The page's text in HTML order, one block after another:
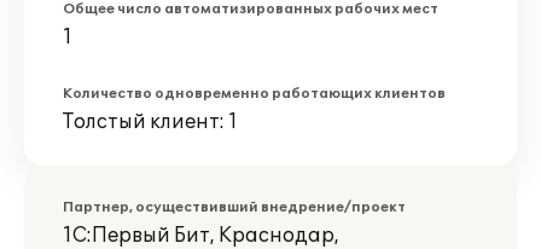
Общее число автоматизированных рабочих мест
1
Количество одновременно работающих клиентов
Толстый клиент: 1
Партнер, осуществивший внедрение/проект
1С:Первый Бит, Краснодар,